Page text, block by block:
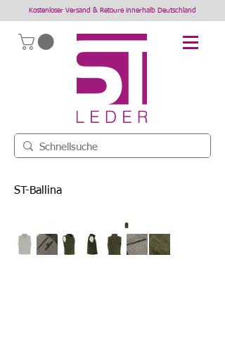
Kostenloser Versand & Retoure innerhalb Deutschland
ST-Ballina